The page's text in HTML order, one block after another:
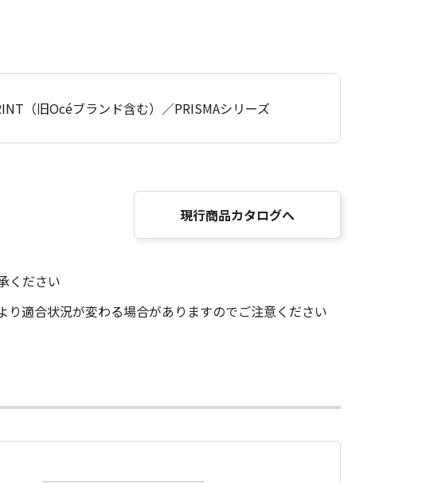
（旧Océブランド含む）／PRISMAシリーズ
現行商品カタログへ
ください
適合状況が変わる場合がありますのでご注意ください